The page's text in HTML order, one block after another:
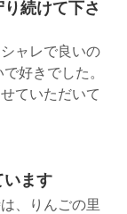
続けて下さ
ャレで良いの
好きでした。
ていただいて
います
、りんごの里